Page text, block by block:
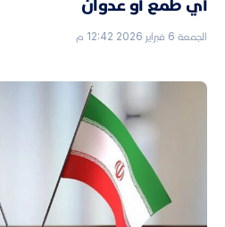
أي طمع أو عدوان
الجمعة 6 فبراير 2026 12:42 م